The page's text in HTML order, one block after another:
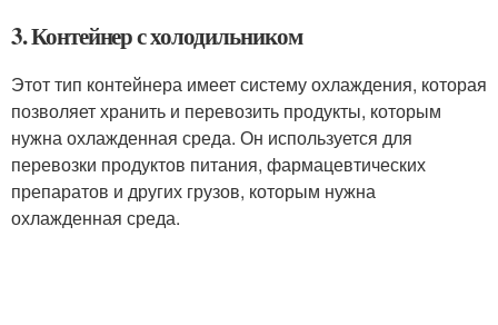
3. Контейнер с холодильником
Этот тип контейнера имеет систему охлаждения, которая
позволяет хранить и перевозить продукты, которым
нужна охлажденная среда. Он используется для
перевозки продуктов питания, фармацевтических
препаратов и других грузов, которым нужна
охлажденная среда.